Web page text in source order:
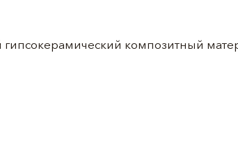
композитный